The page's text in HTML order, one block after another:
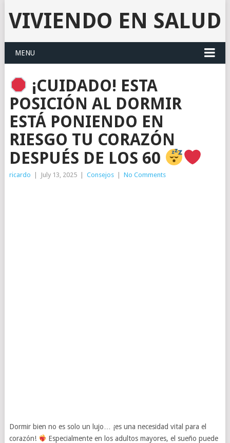
VIVIENDO EN SALUD
MENU
¡CUIDADO! ESTA
POSICIÓN AL DORMIR
ESTÁ PONIENDO EN
RIESGO TU CORAZÓN
DESPUÉS DE LOS 60
ricardo | July 13, 2025 | Consejos | No Comments
Dormir bien no es solo un lujo… ¡es una necesidad vital para el
corazón!
Especialmente en los adultos mayores, el sueño puede